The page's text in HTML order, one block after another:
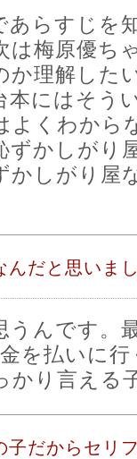
あらすじを
は梅原優ち
か理解した
本にはそう
よくわから
ずかしがり
かしがり屋
んだと思いま
うんです。
を払いに
かり言える
子だからセリ